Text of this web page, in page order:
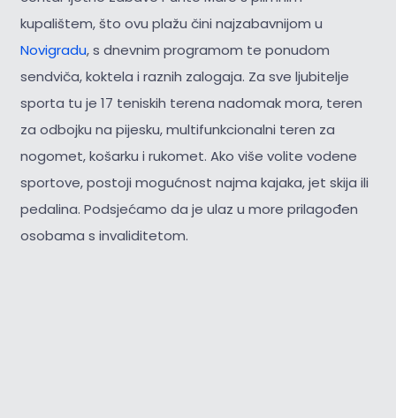
kupalištem, što ovu plažu čini najzabavnijom u
Novigradu, s dnevnim programom te ponudom
sendviča, koktela i raznih zalogaja. Za sve ljubitelje
sporta tu je 17 teniskih terena nadomak mora, teren
za odbojku na pijesku, multifunkcionalni teren za
nogomet, košarku i rukomet. Ako više volite vodene
sportove, postoji mogućnost najma kajaka, jet skija ili
pedalina. Podsjećamo da je ulaz u more prilagođen
osobama s invaliditetom.